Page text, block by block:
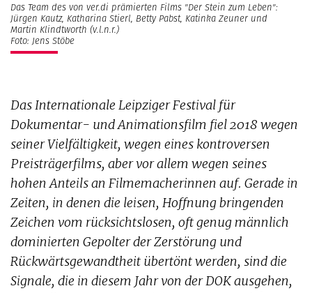
Das Team des von ver.di prämierten Films "Der Stein zum Leben":
Jürgen Kautz, Katharina Stierl, Betty Pabst, Katinka Zeuner und
Martin Klindtworth (v.l.n.r.)
Foto: Jens Stöbe
Das Internationale Leipziger Festival für
Dokumentar- und Animationsfilm fiel 2018 wegen
seiner Vielfältigkeit, wegen eines kontroversen
Preisträgerfilms, aber vor allem wegen seines
hohen Anteils an Filmemacherinnen auf. Gerade in
Zeiten, in denen die leisen, Hoffnung bringenden
Zeichen vom rücksichtslosen, oft genug männlich
dominierten Gepolter der Zerstörung und
Rückwärtsgewandtheit übertönt werden, sind die
Signale, die in diesem Jahr von der DOK ausgehen,